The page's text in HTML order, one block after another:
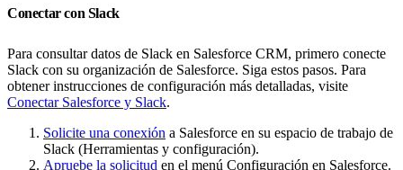
Conectar con Slack
Para consultar datos de Slack en Salesforce CRM, primero conecte
Slack con su organización de Salesforce. Siga estos pasos. Para
obtener instrucciones de configuración más detalladas, visite
Conectar Salesforce y Slack.
Solicite una conexión a Salesforce en su espacio de trabajo de
Slack (Herramientas y configuración).
Apruebe la solicitud en el menú Configuración en Salesforce.